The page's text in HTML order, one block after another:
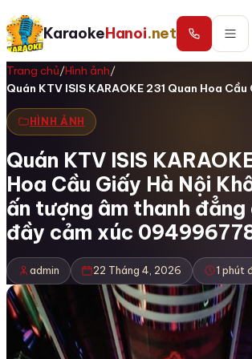
KaraokeHanoi.net
Trang chủ/Hình ảnh/
Quán KTV ISIS KARAOKE 231 Quan Hoa Cầu
HÌNH ẢNH
Quán KTV ISIS
Hoa Cầu Giấy Hà Nội
ấn tượng âm thanh
đầy cảm xúc
admin 22 Tháng 4, 2026 1 phút